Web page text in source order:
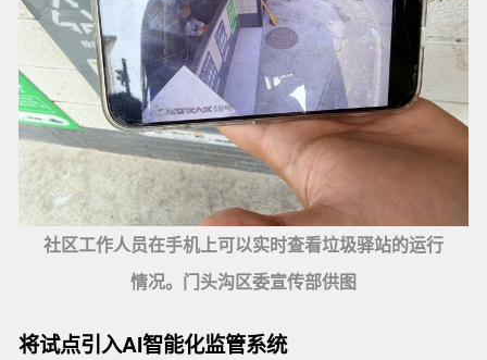
社区工作人员在手机上可以实时查看垃圾驿站的运行
情况。门头沟区委宣传部供图
将试点引入AI智能化监管系统